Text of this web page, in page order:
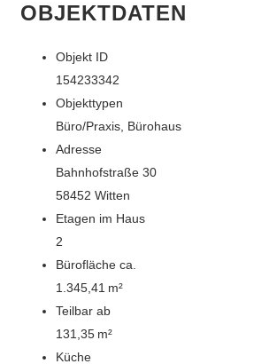
OBJEKTDATEN
Objekt ID
154233342
Objekttypen
Büro/Praxis, Bürohaus
Adresse
Bahnhofstraße 30
58452 Witten
Etagen im Haus
2
Bürofläche ca.
1.345,41 m²
Teilbar ab
131,35 m²
Küche